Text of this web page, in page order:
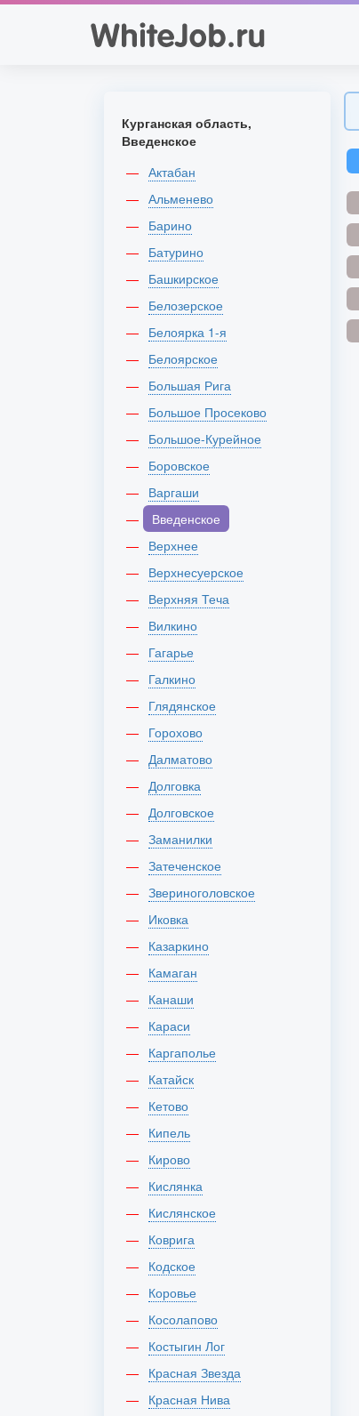
Курганская область,
Введенское
Актабан
Альменево
Барино
Батурино
Башкирское
Белозерское
Белоярка 1-я
Белоярское
Большая Рига
Большое Просеково
Большое-Курейное
Боровское
Варгаши
Введенское
Верхнее
Верхнесуерское
Верхняя Теча
Вилкино
Гагарье
Галкино
Глядянское
Горохово
Далматово
Долговка
Долговское
Заманилки
Затеченское
Звериноголовское
Иковка
Казаркино
Камаган
Канаши
Караси
Каргаполье
Катайск
Кетово
Кипель
Кирово
Кислянка
Кислянское
Коврига
Кодское
Коровье
Косолапово
Костыгин Лог
Красная Звезда
Красная Нива